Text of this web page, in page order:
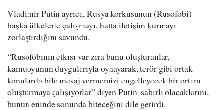
Vladimir Putin ayrıca, Rusya korkusunun (Rusofobi)
başka ülkelerle çalışmayı, hatta iletişim kurmayı
zorlaştırdığını savundu.
“Rusofobinin etkisi var zira bunu oluşturanlar,
kamuoyunun duygularıyla oynayarak, terör gibi ortak
konularda bile mesaj vermemizi engelleyecek bir ortam
oluşturmaya çalışıyorlar” diyen Putin, sabırlı olacaklarını,
bunun eninde sonunda biteceğini dile getirdi.